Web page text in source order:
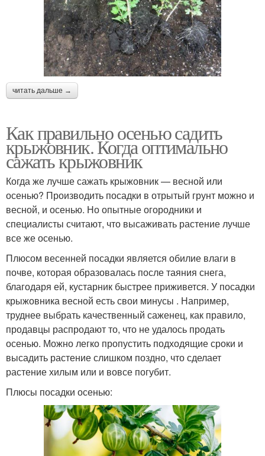
читать дальше →
Как правильно осенью садить
крыжовник. Когда оптимально
сажать крыжовник
Когда же лучше сажать крыжовник — весной или
осенью? Производить посадки в отрытый грунт можно и
весной, и осенью. Но опытные огородники и
специалисты считают, что высаживать растение лучше
все же осенью.
Плюсом весенней посадки является обилие влаги в
почве, которая образовалась после таяния снега,
благодаря ей, кустарник быстрее приживется. У посадки
крыжовника весной есть свои минусы . Например,
труднее выбрать качественный саженец, как правило,
продавцы распродают то, что не удалось продать
осенью. Можно легко пропустить подходящие сроки и
высадить растение слишком поздно, что сделает
растение хилым или и вовсе погубит.
Плюсы посадки осенью: